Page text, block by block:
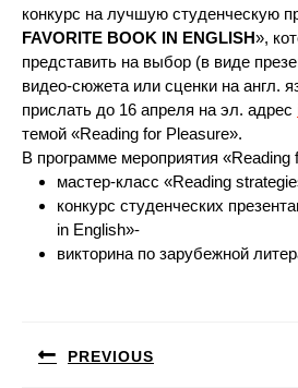
конкурс на лучшую студенческую
FAVORITE BOOK IN ENGLISH»,
представить на выбор (в виде
видео-сюжета или сценки на англ.
прислать до 16 апреля на эл. адрес
темой «Reading for Pleasure».
В программе мероприятия «Reading
мастер-класс «Reading
конкурс студенческих
in English»-
викторина по зарубежной
записям
PREVIOUS